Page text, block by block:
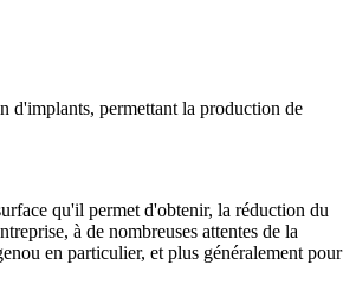
d'implants, permettant la production de
qu'il permet d'obtenir, la réduction du
à de nombreuses attentes de la
en particulier, et plus généralement pour